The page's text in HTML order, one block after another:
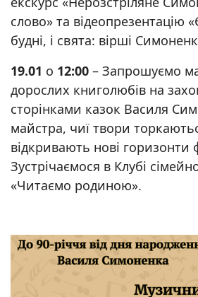
слово» та відеопрезентацію
будні, і свята: вірші
19.01 о 12:00 – Запрошуємо
дорослих книголюбів на
сторінками казок Василя
майстра, чиї твори
відкривають нові горизонти
Зустрічаємося в Клубі
«Читаємо родиною».